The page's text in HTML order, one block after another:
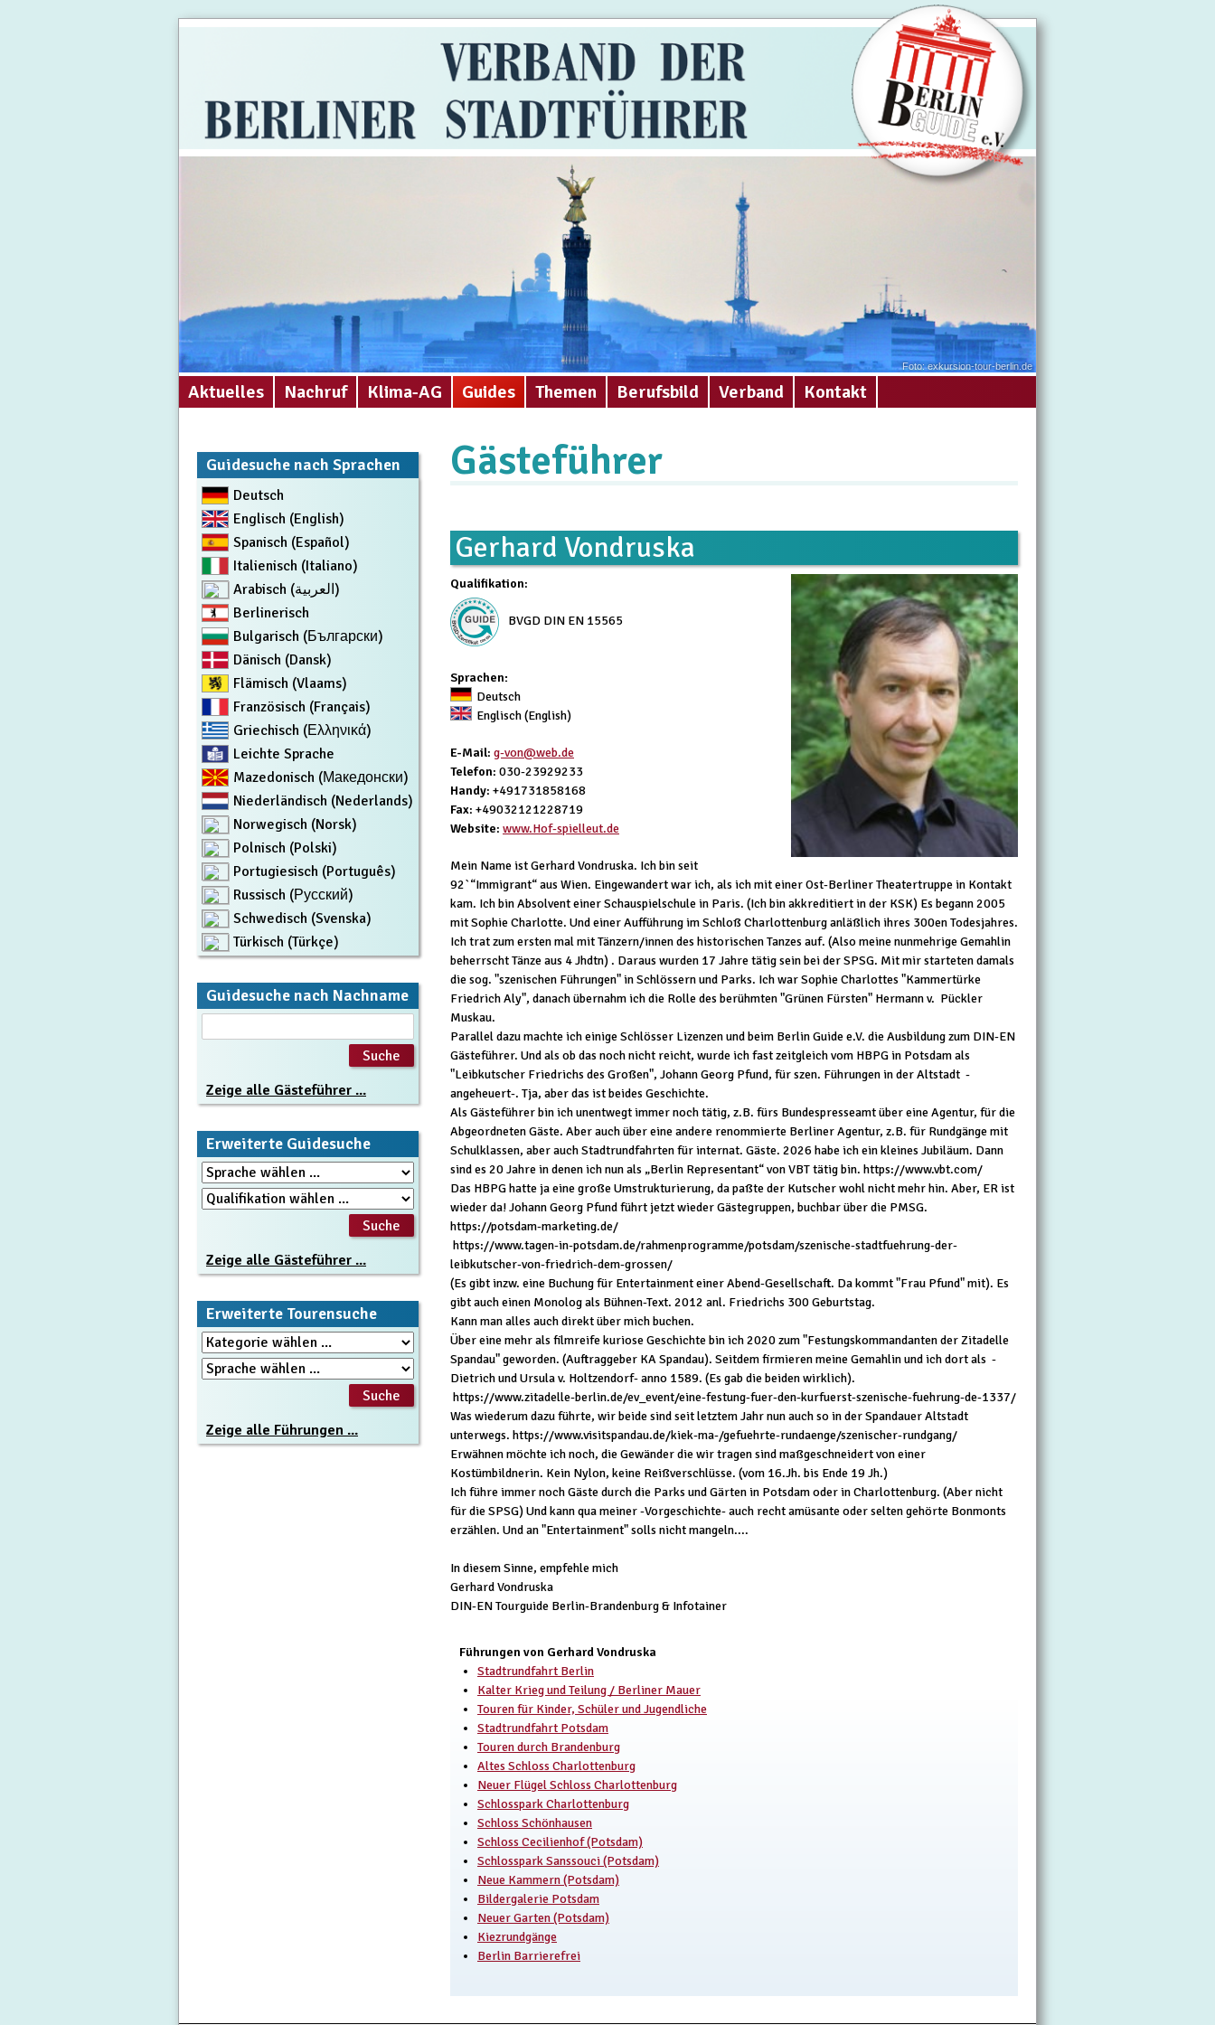
Foto: exkursion-tour-berlin.de
Aktuelles Nachruf Klima-AG Guides Themen Berufsbild Verband Kontakt
Gästeführer
Gerhard Vondruska
Qualifikation:
BVGD DIN EN 15565
Sprachen:
Deutsch
Englisch (English)
E-Mail: g-von@web.de
Telefon: 030-23929233
Handy: +491731858168
Fax: +49032121228719
Website: www.Hof-spielleut.de
Mein Name ist Gerhard Vondruska. Ich bin seit
92`“Immigrant“ aus Wien. Eingewandert war ich, als ich mit einer Ost-Berliner Theatertruppe in Kontakt
kam. Ich bin Absolvent einer Schauspielschule in Paris. (Ich bin akkreditiert in der KSK) Es begann 2005
mit Sophie Charlotte. Und einer Aufführung im Schloß Charlottenburg anläßlich ihres 300en Todesjahres.
Ich trat zum ersten mal mit Tänzern/innen des historischen Tanzes auf. (Also meine nunmehrige Gemahlin
beherrscht Tänze aus 4 Jhdtn) . Daraus wurden 17 Jahre tätig sein bei der SPSG. Mit mir starteten damals
die sog. "szenischen Führungen" in Schlössern und Parks. Ich war Sophie Charlottes "Kammertürke
Friedrich Aly", danach übernahm ich die Rolle des berühmten "Grünen Fürsten" Hermann v. Pückler
Muskau.
Parallel dazu machte ich einige Schlösser Lizenzen und beim Berlin Guide e.V. die Ausbildung zum DIN-EN
Gästeführer. Und als ob das noch nicht reicht, wurde ich fast zeitgleich vom HBPG in Potsdam als
"Leibkutscher Friedrichs des Großen", Johann Georg Pfund, für szen. Führungen in der Altstadt -
angeheuert-. Tja, aber das ist beides Geschichte.
Als Gästeführer bin ich unentwegt immer noch tätig, z.B. fürs Bundespresseamt über eine Agentur, für die
Abgeordneten Gäste. Aber auch über eine andere renommierte Berliner Agentur, z.B. für Rundgänge mit
Schulklassen, aber auch Stadtrundfahrten für internat. Gäste. 2026 habe ich ein kleines Jubiläum. Dann
sind es 20 Jahre in denen ich nun als „Berlin Representant“ von VBT tätig bin. https://www.vbt.com/
Das HBPG hatte ja eine große Umstrukturierung, da paßte der Kutscher wohl nicht mehr hin. Aber, ER ist
wieder da! Johann Georg Pfund führt jetzt wieder Gästegruppen, buchbar über die PMSG.
https://potsdam-marketing.de/
https://www.tagen-in-potsdam.de/rahmenprogramme/potsdam/szenische-stadtfuehrung-der-
leibkutscher-von-friedrich-dem-grossen/
(Es gibt inzw. eine Buchung für Entertainment einer Abend-Gesellschaft. Da kommt "Frau Pfund" mit). Es
gibt auch einen Monolog als Bühnen-Text. 2012 anl. Friedrichs 300 Geburtstag.
Kann man alles auch direkt über mich buchen.
Über eine mehr als filmreife kuriose Geschichte bin ich 2020 zum "Festungskommandanten der Zitadelle
Spandau" geworden. (Auftraggeber KA Spandau). Seitdem firmieren meine Gemahlin und ich dort als -
Dietrich und Ursula v. Holtzendorf- anno 1589. (Es gab die beiden wirklich).
https://www.zitadelle-berlin.de/ev_event/eine-festung-fuer-den-kurfuerst-szenische-fuehrung-de-1337/
Was wiederum dazu führte, wir beide sind seit letztem Jahr nun auch so in der Spandauer Altstadt
unterwegs. https://www.visitspandau.de/kiek-ma-/gefuehrte-rundaenge/szenischer-rundgang/
Erwähnen möchte ich noch, die Gewänder die wir tragen sind maßgeschneidert von einer
Kostümbildnerin. Kein Nylon, keine Reißverschlüsse. (vom 16.Jh. bis Ende 19 Jh.)
Ich führe immer noch Gäste durch die Parks und Gärten in Potsdam oder in Charlottenburg. (Aber nicht
für die SPSG) Und kann qua meiner -Vorgeschichte- auch recht amüsante oder selten gehörte Bonmonts
erzählen. Und an "Entertainment" solls nicht mangeln....
In diesem Sinne, empfehle mich
Gerhard Vondruska
DIN-EN Tourguide Berlin-Brandenburg & Infotainer
Führungen von Gerhard Vondruska
Stadtrundfahrt Berlin
Kalter Krieg und Teilung / Berliner Mauer
Touren für Kinder, Schüler und Jugendliche
Stadtrundfahrt Potsdam
Touren durch Brandenburg
Altes Schloss Charlottenburg
Neuer Flügel Schloss Charlottenburg
Schlosspark Charlottenburg
Schloss Schönhausen
Schloss Cecilienhof (Potsdam)
Schlosspark Sanssouci (Potsdam)
Neue Kammern (Potsdam)
Bildergalerie Potsdam
Neuer Garten (Potsdam)
Kiezrundgänge
Berlin Barrierefrei
Guidesuche nach Sprachen
Deutsch
Englisch (English)
Spanisch (Español)
Italienisch (Italiano)
Arabisch (العربية)
Berlinerisch
Bulgarisch (Български)
Dänisch (Dansk)
Flämisch (Vlaams)
Französisch (Français)
Griechisch (Ελληνικά)
Leichte Sprache
Mazedonisch (Македонски)
Niederländisch (Nederlands)
Norwegisch (Norsk)
Polnisch (Polski)
Portugiesisch (Português)
Russisch (Русский)
Schwedisch (Svenska)
Türkisch (Türkçe)
Guidesuche nach Nachname
Zeige alle Gästeführer ...
Erweiterte Guidesuche
Zeige alle Gästeführer ...
Erweiterte Tourensuche
Zeige alle Führungen ...